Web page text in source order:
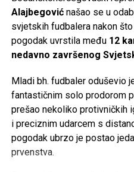
Tweet
Mail
Alajbegovićnašao se u
svjetskih fudbalera nakon
pogodak uvrstila među 12
nedavno završenog
Mladi bh. fudbaler oduševio
fantastičnim solo prodorom
prešao nekoliko protivničkih
i preciznim udarcem s
pogodak ubrzo je postao
prvenstva.